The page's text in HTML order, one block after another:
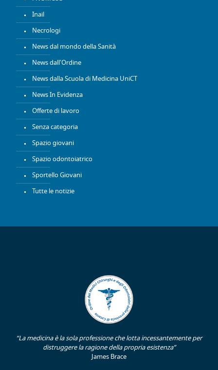
Inail
Necrologi
News dal mondo della Sanità
News dall'Ordine
News dalla Scuola di Medicina UniCT
News In Evidenza
Offerte di lavoro
Senza categoria
Spazio giovani
Spazio odontoiatrico
Sportello Giovani
Tutte le notizie
“La medicina è la sola professione che lotta incessantemente per
distruggere la ragione della propria esistenza”
James Brace